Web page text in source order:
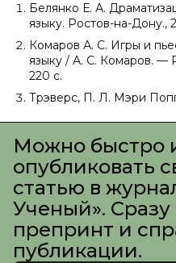
Белянко Е. А.
языку. Ростов-на-Дону.,
Комаров А. С. Игры и
языку / А. С. Комаров. —
220 с.
Трэверс, П. Л. Мэри
Можно быстро
опубликовать
статью в
Ученый».
препринт и
публикации.